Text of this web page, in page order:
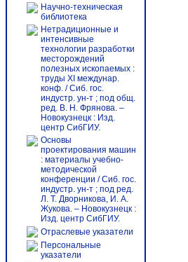
Научно-техническая
библиотека
Нетрадиционные и
интенсивные
технологии разработки
месторождений
полезных ископаемых :
труды ХI междунар.
конф. / Сиб. гос.
индустр. ун-т ; под общ.
ред. В. Н. Фрянова. –
Новокузнецк : Изд.
центр СибГИУ.
Основы
проектирования машин
: материалы учебно-
методической
конференции / Сиб. гос.
индустр. ун-т ; под ред.
Л. Т. Дворникова, И. А.
Жукова. – Новокузнецк :
Изд. центр СибГИУ.
Отраслевые указатели
Персональные
указатели